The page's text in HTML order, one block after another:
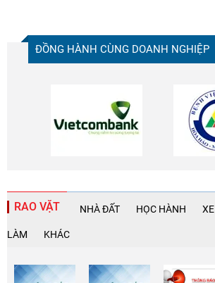
ĐỒNG HÀNH CÙNG DOANH NGHIỆP
RAO VẶT NHÀ ĐẤT HỌC HÀNH XE
LÀM KHÁC